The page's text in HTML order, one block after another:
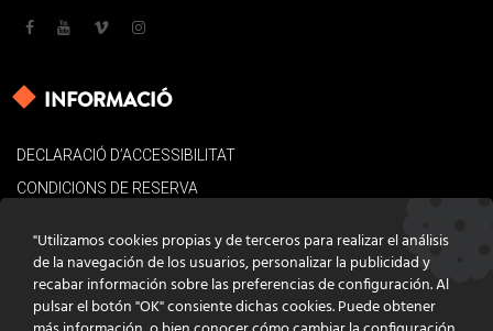
INFORMACIÓ
DECLARACIÓ D’ACCESSIBILITAT
CONDICIONS DE RESERVA
POLÍTICA DE COOKIES
CONTACTE
"Utilizamos cookies propias y de terceros para realizar el análisis
de la navegación de los usuarios, personalizar la publicidad y
recabar información sobre las preferencias de configuración. Al
pulsar el botón "OK" consiente dichas cookies. Puede obtener